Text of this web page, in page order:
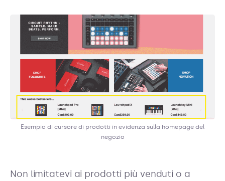
Esempio di cursore di prodotti in evidenza sulla homepage del
negozio
Non limitatevi ai prodotti più venduti o a